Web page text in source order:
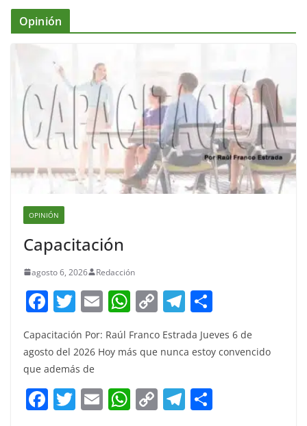
Opinión
OPINIÓN
Capacitación
agosto 6, 2026 Redacción
F
a
c
e
b
o
T
itt
er
E
m
ai
W
at
A
p
C
p
Li
n
T
el
e
a
m
ar
e
Capacitación Por: Raúl Franco Estrada Jueves 6 de
agosto del 2026 Hoy más que nunca estoy convencido
que además de
F T E W C T